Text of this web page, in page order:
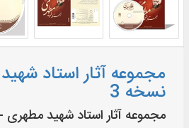
مجموعه آثار استاد
نسخه 3
مجموعه آثار استاد شهید مطهری